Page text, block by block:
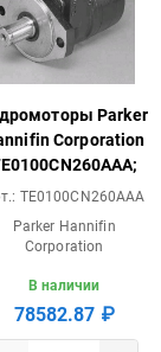
Parker
Corporation
TE0100CN260AAA
Parker Hannifin
Corporation
В наличии
78582.87 ₽